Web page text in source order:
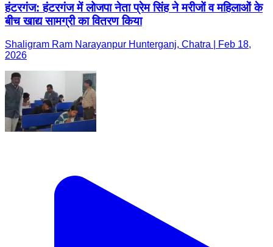
हंटरगंज: हंटरगंज में लोजपा नेता प्रेम सिंह ने मरीजों व महिलाओं के
बीच खाद्य सामग्री का वितरण किया
Shaligram Ram Narayanpur Hunterganj, Chatra | Feb 18,
2026